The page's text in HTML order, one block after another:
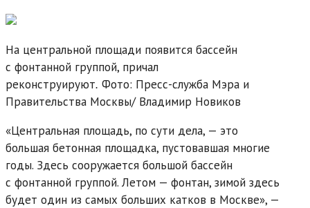
На центральной площади появится бассейн
с фонтанной группой, причал
реконструируют. Фото: Пресс-служба Мэра и
Правительства Москвы/ Владимир Новиков
«Центральная площадь, по сути дела, — это
большая бетонная площадка, пустовавшая многие
годы. Здесь сооружается большой бассейн
с фонтанной группой. Летом — фонтан, зимой здесь
будет один из самых больших катков в Москве», —